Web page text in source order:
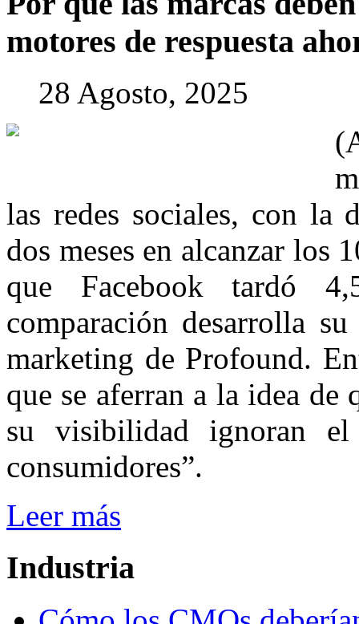
motores de respuesta
28 Agosto, 2025
las redes sociales, con la
dos meses en alcanzar los
que Facebook tardó
comparación desarrolla
marketing de Profound.
que se aferran a la idea
su visibilidad ignoran el
consumidores”.
Leer más
Industria